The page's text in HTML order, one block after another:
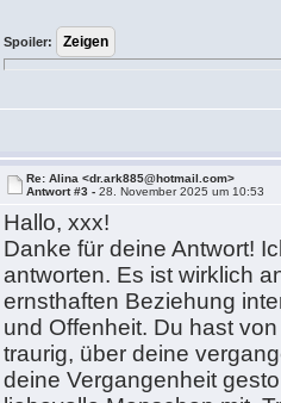
Spoiler:
Re: Alina <dr.ark885@hotmail.com>
Antwort #3 -28. November 2025 um 10:53
Hallo, xxx!
Danke für deine Antwort!
antworten. Es ist wirklich
ernsthaften Beziehung
und Offenheit. Du hast
traurig, über deine
deine Vergangenheit